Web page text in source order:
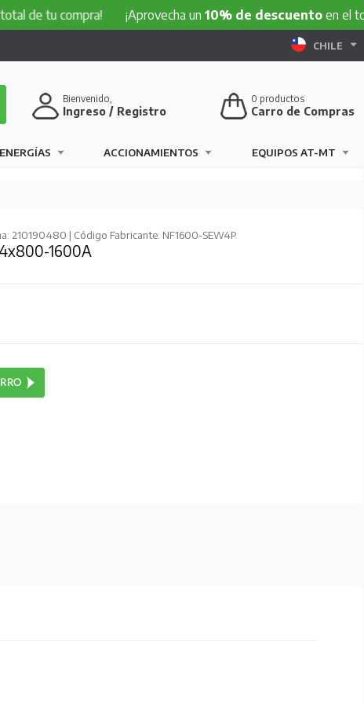
compra! ¡Aprovecha un10% de descuentoen el total de tu
CHILE
0 productos
Carro de Compras
Bienvenido,
Ingreso / Registro
ACCIONAMIENTOS EQUIPOS AT-MT
210190480 | Código Fabricante: NF1600-SEW4P
1600A